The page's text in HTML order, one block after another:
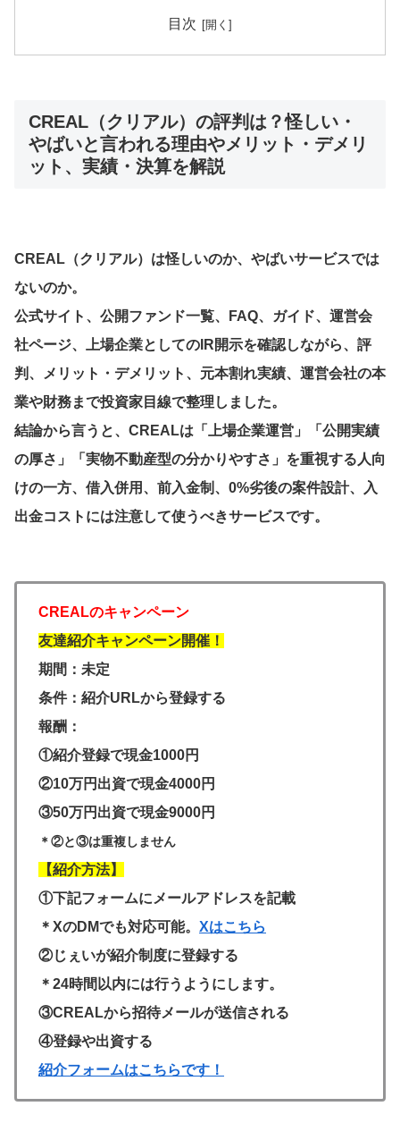
目次
CREAL（クリアル）の評判は？怪しい・
やばいと言われる理由やメリット・デメリ
ット、実績・決算を解説
CREAL（クリアル）は怪しいのか、やばいサービスでは
ないのか。
公式サイト、公開ファンド一覧、FAQ、ガイド、運営会
社ページ、上場企業としてのIR開示を確認しながら、評
判、メリット・デメリット、元本割れ実績、運営会社の本
業や財務まで投資家目線で整理しました。
結論から言うと、CREALは「上場企業運営」「公開実績
の厚さ」「実物不動産型の分かりやすさ」を重視する人向
けの一方、借入併用、前入金制、0%劣後の案件設計、入
出金コストには注意して使うべきサービスです。
CREALのキャンペーン
友達紹介キャンペーン開催！
期間：未定
条件：紹介URLから登録する
報酬：
①紹介登録で現金1000円
②10万円出資で現金4000円
③50万円出資で現金9000円
＊②と③は重複しません
【紹介方法】
①下記フォームにメールアドレスを記載
＊XのDMでも対応可能。 Xはこちら
②じぇいが紹介制度に登録する
＊24時間以内には行うようにします。
③CREALから招待メールが送信される
④登録や出資する
紹介フォームはこちらです！